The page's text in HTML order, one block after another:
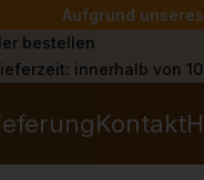
Aufgrund
bestellen
innerhalb von 10
Kontakt